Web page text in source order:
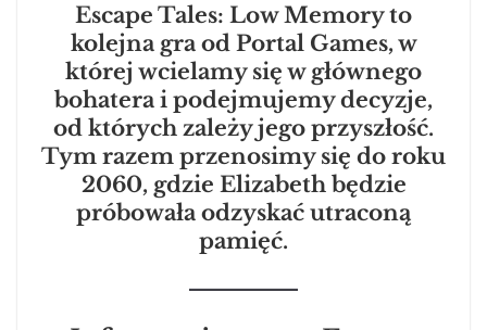
Escape Tales: Low Memory to
kolejna gra od Portal Games, w
której wcielamy się w głównego
bohatera i podejmujemy decyzje,
od których zależy jego przyszłość.
Tym razem przenosimy się do roku
2060, gdzie Elizabeth będzie
próbowała odzyskać utraconą
pamięć.